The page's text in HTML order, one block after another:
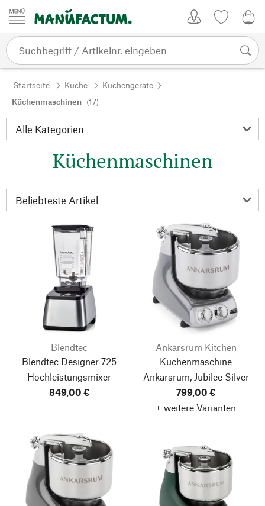
Zum Inhalt springen
Startseite Küche
Küchengeräte
Küchenmaschinen (17)
Küchenmaschinen
Blendtec
Blendtec Designer 725
Hochleistungsmixer
849,00 €
Ankarsrum Kitchen
Küchenmaschine
Ankarsrum, Jubilee Silver
799,00 €
+ weitere Varianten